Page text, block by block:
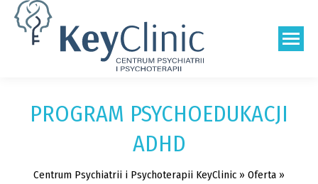
Szukaj:
PROGRAM PSYCHOEDUKACJI
ADHD
Centrum Psychiatrii i Psychoterapii KeyClinic » Oferta »